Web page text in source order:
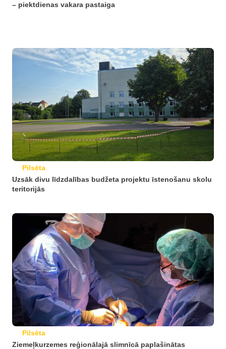
– piektdienas vakara pastaiga
Pilsēta
Uzsāk divu līdzdalības budžeta projektu īstenošanu skolu
teritorijās
Pilsēta
Ziemeļkurzemes reģionālajā slimnīcā paplašinātas